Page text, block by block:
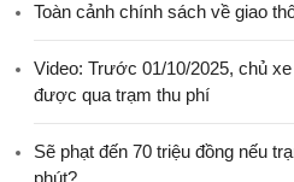
Toàn cảnh chính sách về giao
Video: Trước 01/10/2025, chủ
được qua trạm thu phí
Sẽ phạt đến 70 triệu đồng nếu
phút?